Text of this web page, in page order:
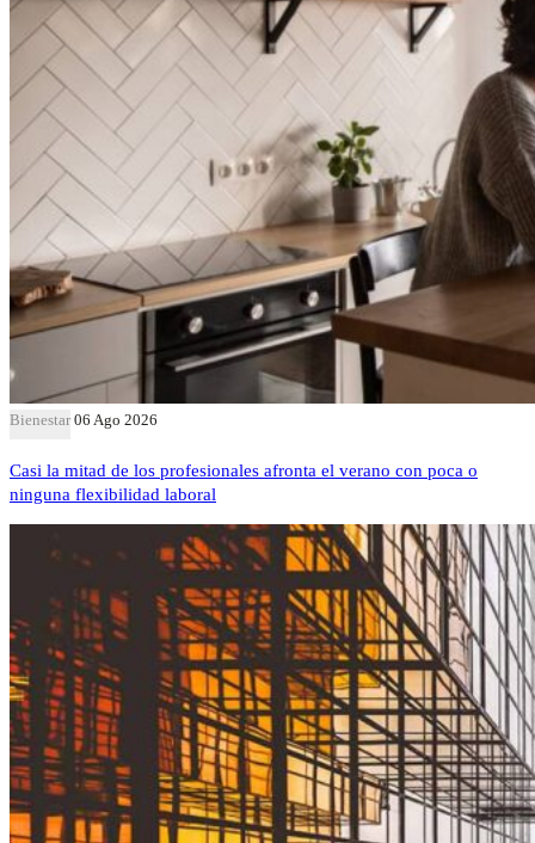
Bienestar 06 Ago 2026
Casi la mitad de los profesionales afronta el verano con poca o
ninguna flexibilidad laboral